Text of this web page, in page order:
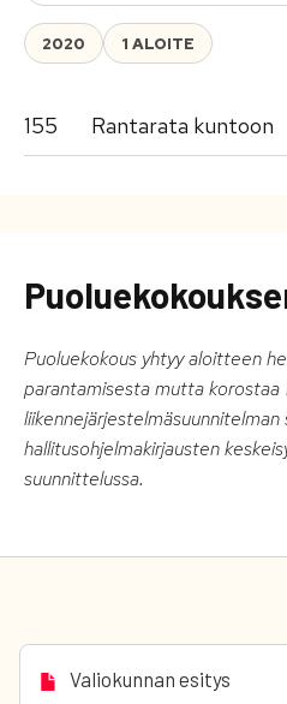
2020 1 ALOITE
155 Rantarata kuntoon
Puoluekokous yhtyy aloitteen
parantamisesta mutta korostaa
liikennejärjestelmäsuunnitelman
hallitusohjelmakirjausten
suunnittelussa.
Valiokunnan esitys